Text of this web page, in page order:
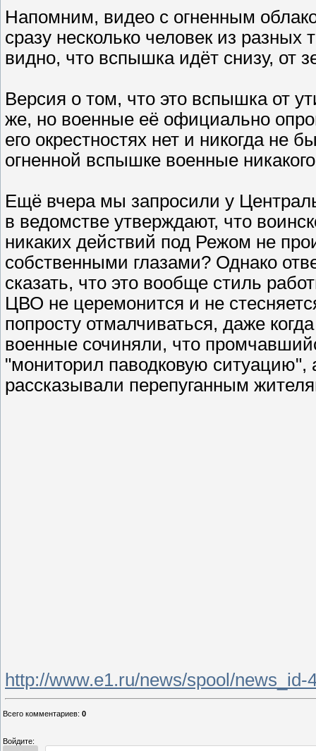
Напомним, видео с огненным
сразу несколько человек из
видно, что вспышка идёт снизу, от
Версия о том, что это вспышка от
же, но военные её официально
его окрестностях нет и никогда не
огненной вспышке военные
Ещё вчера мы запросили у
в ведомстве утверждают, что
никаких действий под Режом не
собственными глазами? Однако
сказать, что это вообще стиль
ЦВО не церемонится и не
попросту отмалчиваться, даже
военные сочиняли, что
"мониторил паводковую ситуацию",
рассказывали перепуганным
http://www.e1.ru/news/spool/news_id-
Всего комментариев: 0
Войдите: